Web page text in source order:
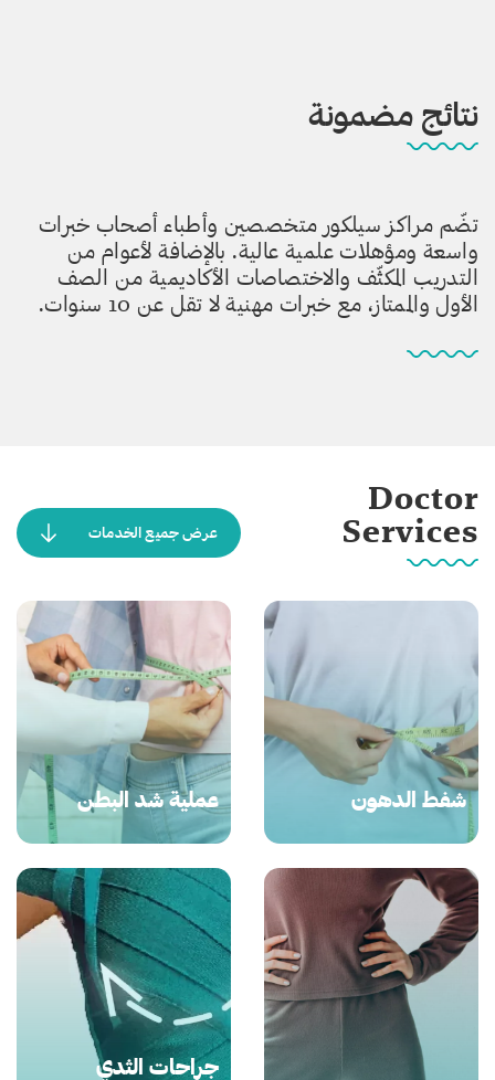
نتائج مضمونة
تضّم مراكز سيلكور متخصصين وأطباء أصحاب خبرات
واسعة ومؤهلات علمية عالية. بالإضافة لأعوام من
التدريب المكثّف والاختصاصات الأكاديمية من الصف
الأول والممتاز، مع خبرات مهنية لا تقل عن 10 سنوات.
Doctor
Services عرض جميع الخدمات
شفط الدهون عملية شد البطن
جراحات الثدي